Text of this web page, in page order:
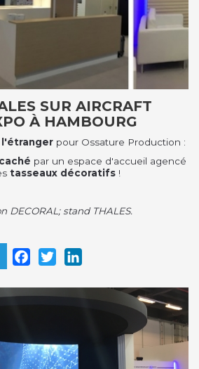
SUR AIRCRAFT
À HAMBOURG
l'étranger pour Ossature Production :
par un espace d'accueil agencé
tasseaux décoratifs !
DECORAL; stand THALES.
Facebook
Twitter